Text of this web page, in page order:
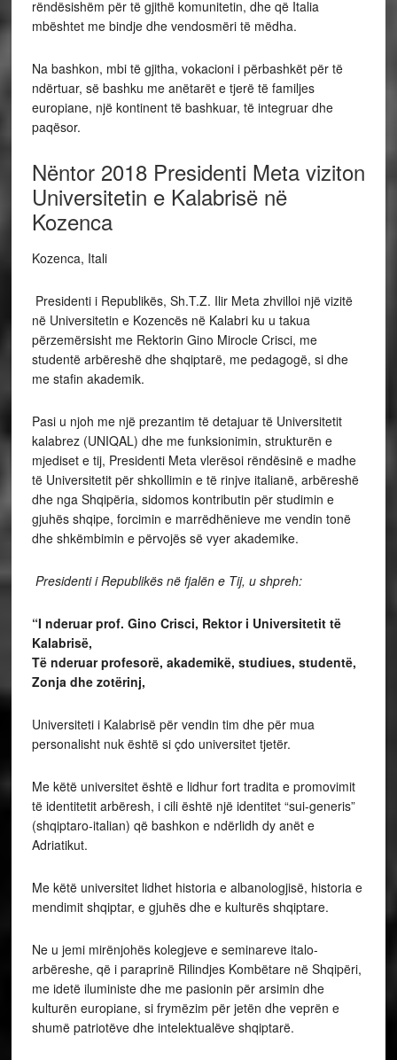
rëndësishëm për të gjithë komunitetin, dhe që Italia
mbështet me bindje dhe vendosmëri të mëdha.
Na bashkon, mbi të gjitha, vokacioni i përbashkët për të
ndërtuar, së bashku me anëtarët e tjerë të familjes
europiane, një kontinent të bashkuar, të integruar dhe
paqësor.
Nëntor 2018Presidenti Meta viziton
Universitetin e Kalabrisë në
Kozenca
Kozenca, Itali
Presidenti i Republikës, Sh.T.Z. Ilir Meta zhvilloi një vizitë
në Universitetin e Kozencës në Kalabri ku u takua
përzemërsisht me Rektorin Gino Mirocle Crisci, me
studentë arbëreshë dhe shqiptarë, me pedagogë, si dhe
me stafin akademik.
Pasi u njoh me një prezantim të detajuar të Universitetit
kalabrez (UNIQAL) dhe me funksionimin, strukturën e
mjediset e tij, Presidenti Meta vlerësoi rëndësinë e madhe
të Universitetit për shkollimin e të rinjve italianë, arbëreshë
dhe nga Shqipëria, sidomos kontributin për studimin e
gjuhës shqipe, forcimin e marrëdhënieve me vendin tonë
dhe shkëmbimin e përvojës së vyer akademike.
Presidenti i Republikës në fjalën e Tij, u shpreh:
“I nderuar prof. Gino Crisci, Rektor i Universitetit të
Kalabrisë,
Të nderuar profesorë, akademikë, studiues, studentë,
Zonja dhe zotërinj,
Universiteti i Kalabrisë për vendin tim dhe për mua
personalisht nuk është si çdo universitet tjetër.
Me këtë universitet është e lidhur fort tradita e promovimit
të identitetit arbëresh, i cili është një identitet “sui-generis”
(shqiptaro-italian) që bashkon e ndërlidh dy anët e
Adriatikut.
Me këtë universitet lidhet historia e albanologjisë, historia e
mendimit shqiptar, e gjuhës dhe e kulturës shqiptare.
Ne u jemi mirënjohës kolegjeve e seminareve italo-
arbëreshe, që i paraprinë Rilindjes Kombëtare në Shqipëri,
me idetë iluministe dhe me pasionin për arsimin dhe
kulturën europiane, si frymëzim për jetën dhe veprën e
shumë patriotëve dhe intelektualëve shqiptarë.